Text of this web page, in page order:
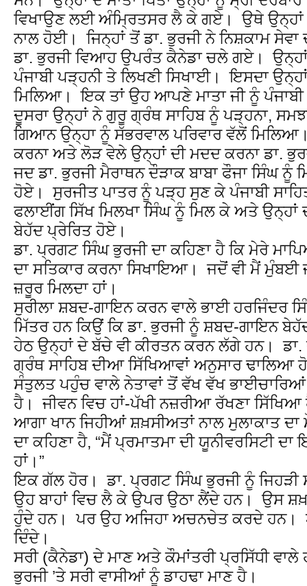
ਵਿਖਾਉਣ ਲਈ ਅੰਮ੍ਰਿਤਸਰ ਲੈ ਕੇ ਗਏ। ਉਥੇ ਉਨ੍ਹਾਂ
ਨਾਲ ਹੋਈ। ਜਿਨ੍ਹਾਂ ਤੋਂ ਡਾ. ਭੁਰਜੀ ਨੇ ਨਿਸ਼ਕਾਮ
ਡਾ. ਭੁਰਜੀ ਵਿਆਹ ਉਪਰੰਤ ਕੈਨੇਡਾ ਚਲੇ ਗਏ। ਉਨ੍ਹਾਂ
ਪੰਜਾਬੀ ਪੜ੍ਹਨੀ ਤੇ ਲਿਖਣੀ ਸਿਖਾਈ। ਇਸਦਾ
ਮਿਲਿਆ। ਇਕ ਤਾਂ ਉਹ ਆਪਣੇ ਮਾਤਾ ਜੀ ਨੂੰ
ਦੂਸਰਾ ਉਨ੍ਹਾਂ ਨੇ ਗੁਰੂ ਗ੍ਰੰਥ ਸਾਹਿਬ ਨੂੰ ਪੜ੍ਹਨਾ,
ਗਿਆਨ ਉਨ੍ਹਾ ਨੂੰ ਸੱਭਰਵਾਲ ਪਰਿਵਾਰ ਵੱਲੋਂ
ਕਰਨਾ ਅਤੇ ਲੋੜ ਵੇਲੇ ਉਨ੍ਹਾਂ ਦੀ ਮਦਦ ਕਰਨਾ ਡਾ.
ਜਦ ਡਾ. ਭੁਰਜੀ ਮੈਰਾਥਨ ਦੌੜਾਕ ਬਾਬਾ ਫੌਜਾ ਸਿੰਘ ਨੂੰ
ਹੋਏ। ਸੁਰਜੀਤ ਪਾਤਰ ਨੂੰ ਪੜ੍ਹ ਸੁਣ ਕੇ ਪੰਜਾਬੀ
ਫਲਾਈਂਗ ਸਿੱਖ ਮਿਲਖਾ ਸਿੰਘ ਨੂੰ ਮਿਲ ਕੇ ਅਤੇ ਉਨ੍ਹਾਂ
ਬੇਹੱਦ ਪ੍ਰੇਰਿਤ ਹੋਏ।
ਡਾ. ਪ੍ਰਗਟ ਸਿੰਘ ਭੁਰਜੀ ਦਾ ਕਹਿਣਾ ਹੈ ਕਿ ਮੇਰੇ
ਦਾ ਸਤਿਕਾਰ ਕਰਨਾ ਸਿਖਾਇਆ। ਜਦੋਂ ਵੀ ਮੈਂ
ਜ਼ਰੂਰ ਮਿਲਦਾ ਹਾਂ।
ਸੁਰੀਲਾ ਸ਼ਬਦ-ਗਾਇਨ ਕਰਨ ਵਾਲੇ ਭਾਈ ਹਰਜਿੰਦਰ
ਮਿੱਤਰ ਹਨ ਕਿਉਂ ਕਿ ਡਾ. ਭੁਰਜੀ ਨੂੰ ਸ਼ਬਦ-ਗਾਇਨ
ਹੇਠ ਉਨ੍ਹਾਂ ਦੇ ਬੱਚੇ ਵੀ ਕੀਰਤਨ ਕਰਨ ਲੱਗੇ ਹਨ। ਡਾ.
ਗ੍ਰੰਥ ਸਾਹਿਬ ਦੀਆ ਸਿੱਖਿਆਵਾਂ ਅਨੁਸਾਰ
ਸੰਤੁਲਤ ਪਹੁੰਚ ਵਾਲੇ ਨੇਤਾਵਾਂ ਤੋਂ ਵੱਖ ਵੱਖ
ਹੈ। ਜੀਵਨ ਵਿਚ ਹਾਂ-ਪੱਖੀ ਨਜ਼ਰੀਆ ਰੱਖਣਾ
ਆਗਾ ਖਾਨ ਜਿਹੀਆਂ ਸ਼ਖ਼ਸੀਅਤਾਂ ਨਾਲ ਮੁਲਾਕਾਤ ਦਾ
ਦਾ ਕਹਿਣਾ ਹੈ, “ਮੈਂ ਪ੍ਰਮਾਤਮਾ ਦੀ ਯੂਨੀਵਰਸਿਟੀ
ਹਾਂ।”
ਇਕ ਗੱਲ ਹੋਰ। ਡਾ. ਪ੍ਰਗਟ ਸਿੰਘ ਭੁਰਜੀ ਨੂੰ
ਉਹ ਬਾਹਾਂ ਵਿਚ ਲੈ ਕੇ ਉਪਰ ਉਠਾ ਲੈਂਦੇ ਹਨ। ਉਸ
ਹੁੰਦੇ ਹਨ। ਪਰ ਉਹ ਅਜਿਹਾ ਅਚਨਚੇਤ ਕਰਦੇ ਹਨ।
ਦਿੰਦੇ।
ਸਰੀ (ਕੈਨੇਡਾ) ਦੇ ਮਾਣ ਅਤੇ ਕੌਮਾਂਤਰੀ ਪ੍ਰਸਿੱਧੀ
ਭੁਰਜੀ ’ਤੇ ਸਰੀ ਵਾਸੀਆਂ ਨੂੰ ਡਾਹਢਾ ਮਾਣ ਹੈ।